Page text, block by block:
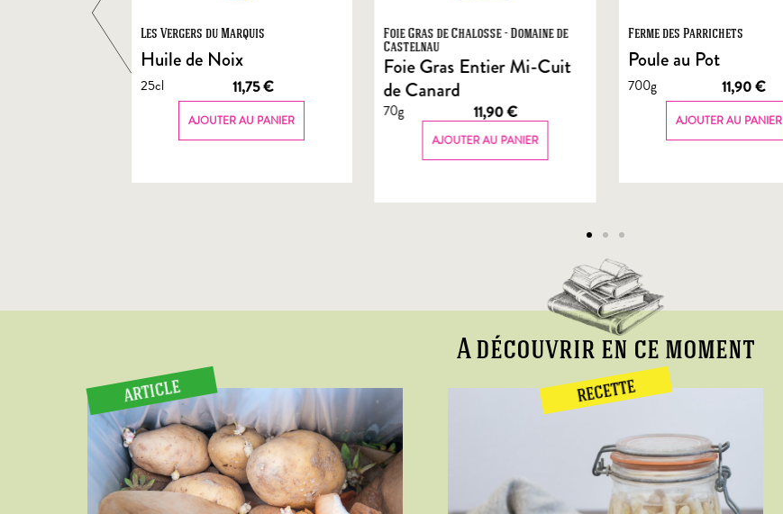
Les Vergers du Marquis
Huile de Noix
25cl 11,75€
AJOUTER AU PANIER
Foie Gras de Chalosse - Domaine de
Castelnau
Foie Gras Entier Mi-Cuit
de Canard
70g 11,90€
AJOUTER AU PANIER
Ferme des Parrichets
Poule au Pot
700g 11,90€
AJOUTER AU PANIER
A découvrir en ce moment
ARTICLE RECETTE